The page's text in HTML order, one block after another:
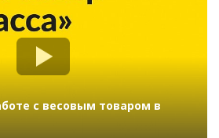
с весовым товаром в